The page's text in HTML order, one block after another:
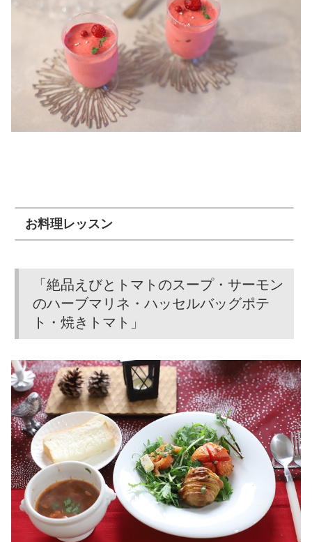
お料理レッスン
「絶品えびとトマトのスープ・サーモン
のハーブマリネ・ハッセルバッグポテ
ト・焼きトマト」